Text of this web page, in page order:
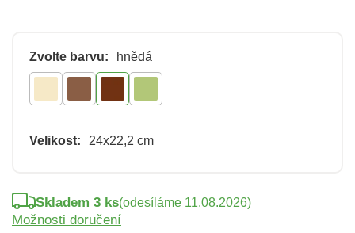
Zvolte barvu: hnědá
Velikost: 24x22,2 cm
Skladem 3 ks(odesíláme 11.08.2026)
Možnosti doručení